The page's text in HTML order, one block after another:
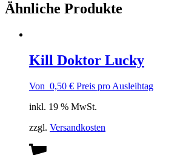
Ähnliche Produkte
Kill Doktor Lucky
Von 0,50 € Preis pro Ausleihtag
inkl. 19 % MwSt.
zzgl. Versandkosten